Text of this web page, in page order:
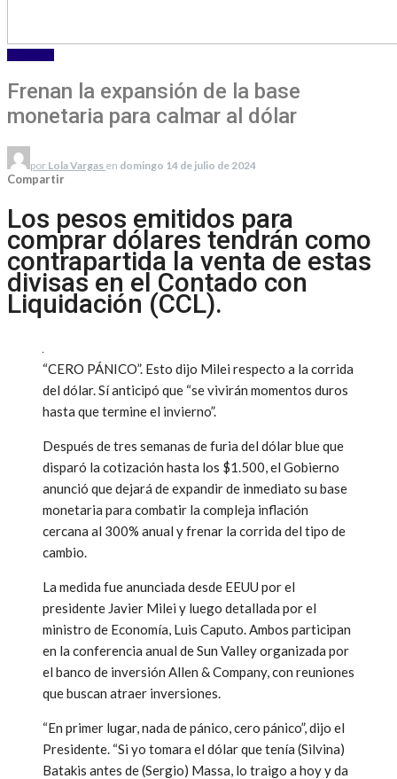
Frenan la expansión de la base
monetaria para calmar al dólar
por Lola Vargas en domingo 14 de julio de 2024
Compartir
Los pesos emitidos para
comprar dólares tendrán como
contrapartida la venta de estas
divisas en el Contado con
Liquidación (CCL).
“CERO PÁNICO”. Esto dijo Milei respecto a la corrida
del dólar. Sí anticipó que “se vivirán momentos duros
hasta que termine el invierno”.
Después de tres semanas de furia del dólar blue que
disparó la cotización hasta los $1.500, el Gobierno
anunció que dejará de expandir de inmediato su base
monetaria para combatir la compleja inflación
cercana al 300% anual y frenar la corrida del tipo de
cambio.
La medida fue anunciada desde EEUU por el
presidente Javier Milei y luego detallada por el
ministro de Economía, Luis Caputo. Ambos participan
en la conferencia anual de Sun Valley organizada por
el banco de inversión Allen & Company, con reuniones
que buscan atraer inversiones.
“En primer lugar, nada de pánico, cero pánico”, dijo el
Presidente. “Si yo tomara el dólar que tenía (Silvina)
Batakis antes de (Sergio) Massa, lo traigo a hoy y da